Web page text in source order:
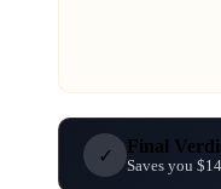
✓ Final
Saves you